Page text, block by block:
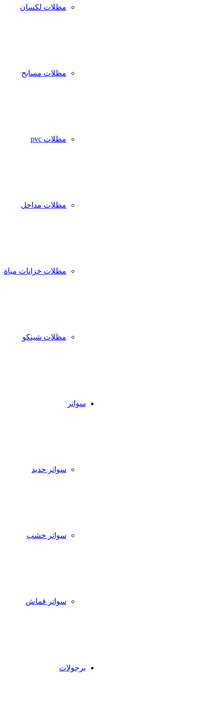
مظلات لكسان
مظلات مسابح
مظلات pvc
مظلات مداخل
مظلات خزانات مياة
مظلات شينكو
سواتر
سواتر حديد
سواتر خشب
سواتر قماش
برجولات